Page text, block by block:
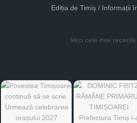
Ediția de Timiș / Informații
Vezi cele mai